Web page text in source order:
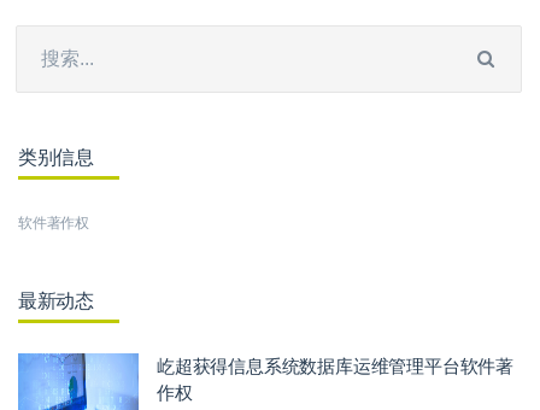
类别信息
软件著作权
最新动态
屹超获得信息系统数据库运维管理平台软件著
作权